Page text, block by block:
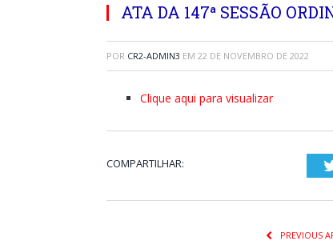
ATA DA 147ª SESSÃO
POR CR2-ADMIN3 EM 22 DE NOVEMBRO DE 2022
Clique aqui para visualizar
COMPARTILHAR:
PREVIOUS